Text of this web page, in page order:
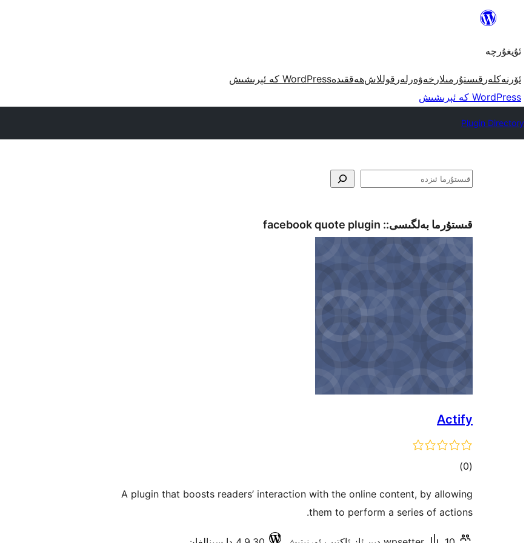
مەزمۇنغا
ئۇيغۇرچە
ئۆرنەكلەر قىستۇرمىلار خەۋەرلەر قوللاشھەققىدەWordPress كە ئېرىشىش
WordPress كە ئېرىشىش
Plugin Directory
ئىزدە
قىستۇرما بەلگىسى:: facebook quote plugin
Actify
(0 ئومۇمىي)
A plugin that boosts readers’ interaction with the online content, by allowing
them to perform a series of actions.